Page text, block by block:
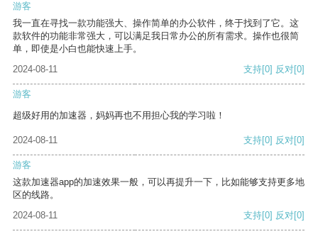
游客
我一直在寻找一款功能强大、操作简单的办公软件，终于找到了它。这
款软件的功能非常强大，可以满足我日常办公的所有需求。操作也很简
单，即使是小白也能快速上手。
2024-08-11
支持[0] 反对[0]
游客
超级好用的加速器，妈妈再也不用担心我的学习啦！
2024-08-11 支持[0] 反对[0]
游客
这款加速器app的加速效果一般，可以再提升一下，比如能够支持更多地
区的线路。
2024-08-11
支持[0] 反对[0]